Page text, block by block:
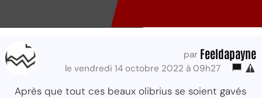
par Feeldapayne
le vendredi 14 octobre 2022 à 09h27
Après que tout ces beaux olibrius se soient gavés